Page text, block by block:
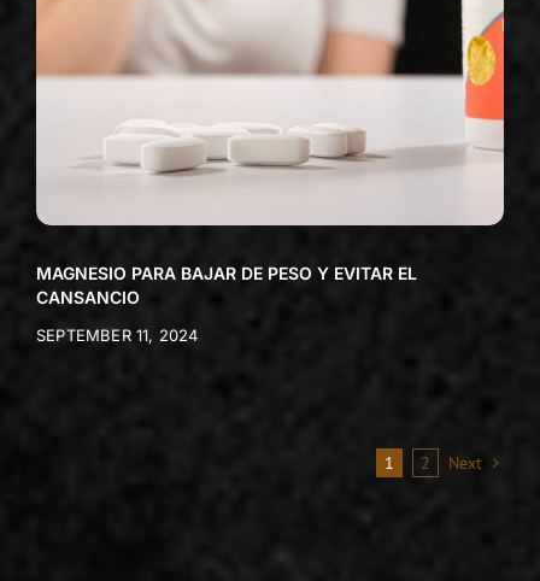
MAGNESIO PARA BAJAR DE PESO Y EVITAR EL
CANSANCIO
SEPTEMBER 11, 2024
1 2 Next